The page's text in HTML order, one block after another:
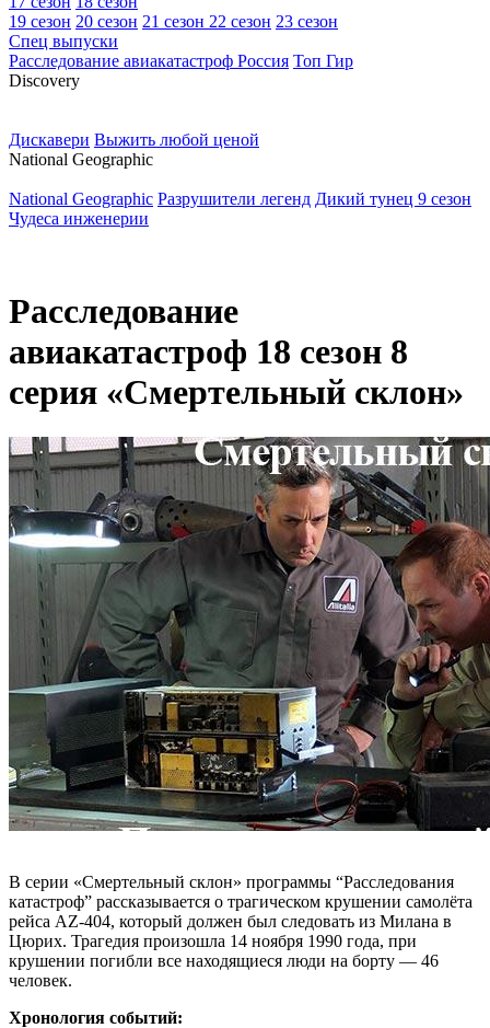
19 сезон 20 сезон 21 сезон 22 сезон 23 сезон
Спец выпуски
Расследование авиакатастроф Россия Топ Гир
Discovery
Дискавери Выжить любой ценой
National Geographic
National Geographic Разрушители легенд Дикий тунец 9 сезон
Чудеса инженерии
Расследование
авиакатастроф 18 сезон 8
серия «Смертельный склон»
В серии «Смертельный склон» программы “Расследования
катастроф” рассказывается о трагическом крушении самолёта
рейса AZ-404, который должен был следовать из Милана в
Цюрих. Трагедия произошла 14 ноября 1990 года, при
крушении погибли все находящиеся люди на борту — 46
человек.
Хронология событий: